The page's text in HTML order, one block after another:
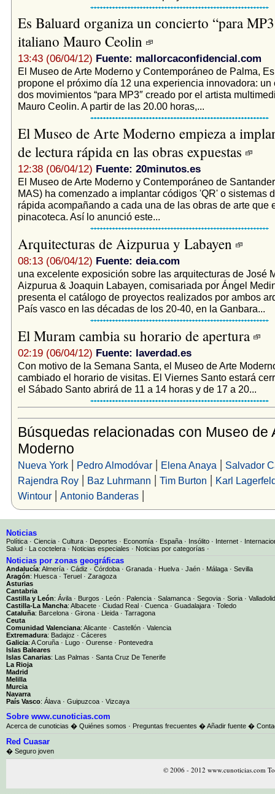
Es Baluard organiza un concierto “para
italiano Mauro Ceolin
13:43 (06/04/12) Fuente: mallorcaconfidencial.com
El Museo de Arte Moderno y Contemporáneo de Palma,
propone el próximo día 12 una experiencia innovadora: un
dos movimientos “para MP3″ creado por el artista
Mauro Ceolin. A partir de las 20.00 horas,...
El Museo de Arte Moderno empieza a
de lectura rápida en las obras expuestas
12:38 (06/04/12) Fuente: 20minutos.es
El Museo de Arte Moderno y Contemporáneo de
MAS) ha comenzado a implantar códigos 'QR' o sistemas
rápida acompañando a cada una de las obras de arte que
pinacoteca. Así lo anunció este...
Arquitecturas de Aizpurua y Labayen
08:13 (06/04/12) Fuente: deia.com
una excelente exposición sobre las arquitecturas de José
Aizpurua & Joaquin Labayen, comisariada por Ángel
presenta el catálogo de proyectos realizados por ambos
País vasco en las décadas de los 20-40, en la Ganbara...
El Muram cambia su horario de apertura
02:19 (06/04/12) Fuente: laverdad.es
Con motivo de la Semana Santa, el Museo de Arte
cambiado el horario de visitas. El Viernes Santo estará
el Sábado Santo abrirá de 11 a 14 horas y de 17 a 20...
Búsquedas relacionadas con Museo de
Moderno
Nueva York| Pedro Almodóvar| Elena Anaya | Salvador
Rajendra Roy| Baz Luhrmann | Tim Burton | Karl
Wintour| Antonio Banderas|
Noticias
Política · Ciencia · Cultura · Deportes · Economía · España · Insólito · Internet ·
Salud · La coctelera · Noticias especiales · Noticias por categorías ·
Noticias por zonas geográficas
Andalucía: Almería · Cádiz · Córdoba · Granada · Huelva · Jaén · Málaga · Sevilla
Aragón: Huesca · Teruel · Zaragoza
Asturias
Cantabria
Castilla y León: Ávila · Burgos · León · Palencia · Salamanca · Segovia · Soria · Valladolid
Castilla-La Mancha: Albacete · Ciudad Real · Cuenca · Guadalajara · Toledo
Cataluña: Barcelona · Girona · Lleida · Tarragona
Ceuta
Comunidad Valenciana: Alicante · Castellón · Valencia
Extremadura: Badajoz · Cáceres
Galicia: A Coruña · Lugo · Ourense · Pontevedra
Islas Baleares
Islas Canarias: Las Palmas · Santa Cruz De Tenerife
La Rioja
Madrid
Melilla
Murcia
Navarra
País Vasco: Álava · Guipuzcoa · Vizcaya
Sobre www.cunoticias.com
Acerca de cunoticias � Quiénes somos · Preguntas frecuentes �Añadir fuente �
Red Cuasar
� Seguro joven
© 2006 - 2012 www.cunoticias.com